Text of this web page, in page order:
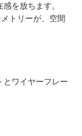
を放ちます。
トリーが、空間
とワイヤーフレー